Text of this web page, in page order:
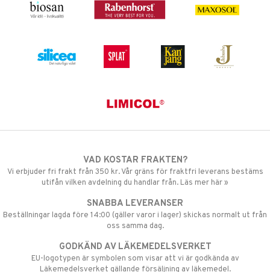
VAD KOSTAR FRAKTEN?
Vi erbjuder fri frakt från 350 kr. Vår gräns för fraktfri leverans bestäms
utifån vilken avdelning du handlar från. Läs mer här »
SNABBA LEVERANSER
Beställningar lagda före 14:00 (gäller varor i lager) skickas normalt ut från
oss samma dag.
GODKÄND AV LÄKEMEDELSVERKET
EU-logotypen är symbolen som visar att vi är godkända av
Läkemedelsverket gällande försäljning av läkemedel.